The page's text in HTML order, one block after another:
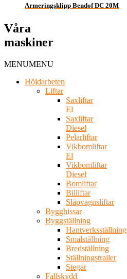
Armeringsklipp Bendof DC 20M
Våra
maskiner
MENUMENU
Höjdarbeten
Liftar
Saxliftar
El
Saxliftar
Diesel
Pelarliftar
Vikbomliftar
El
Vikbomliftar
Diesel
Bomliftar
Billiftar
Släpvagnsliftar
Bygghissar
Byggställning
Hantverksställning
Smalställning
Bredställning
Ställningstrailer
Stegar
Fallskydd